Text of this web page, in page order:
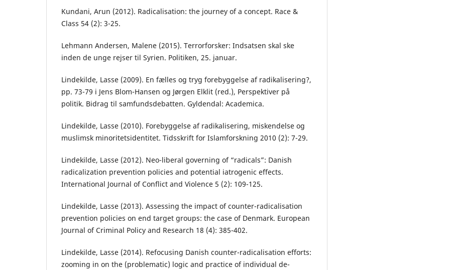
Kundani, Arun (2012). Radicalisation: the journey of a concept. Race &
Class 54 (2): 3-25.
Lehmann Andersen, Malene (2015). Terrorforsker: Indsatsen skal ske
inden de unge rejser til Syrien. Politiken, 25. januar.
Lindekilde, Lasse (2009). En fælles og tryg forebyggelse af radikalisering?,
pp. 73-79 i Jens Blom-Hansen og Jørgen Elklit (red.), Perspektiver på
politik. Bidrag til samfundsdebatten. Gyldendal: Academica.
Lindekilde, Lasse (2010). Forebyggelse af radikalisering, miskendelse og
muslimsk minoritetsidentitet. Tidsskrift for Islamforskning 2010 (2): 7-29.
Lindekilde, Lasse (2012). Neo-liberal governing of “radicals”: Danish
radicalization prevention policies and potential iatrogenic effects.
International Journal of Conflict and Violence 5 (2): 109-125.
Lindekilde, Lasse (2013). Assessing the impact of counter-radicalisation
prevention policies on end target groups: the case of Denmark. European
Journal of Criminal Policy and Research 18 (4): 385-402.
Lindekilde, Lasse (2014). Refocusing Danish counter-radicalisation efforts:
zooming in on the (problematic) logic and practice of individual de-